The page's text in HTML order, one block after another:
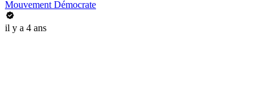
Mouvement Démocrate
il y a 4 ans